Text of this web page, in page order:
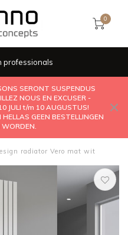
0
professionals
SERONT SUSPENDUS
NOUS EN EXCUSER -
JULI t/m 10 AUGUSTUS!
GEEN BESTELLINGEN
radiator Vero mat wit